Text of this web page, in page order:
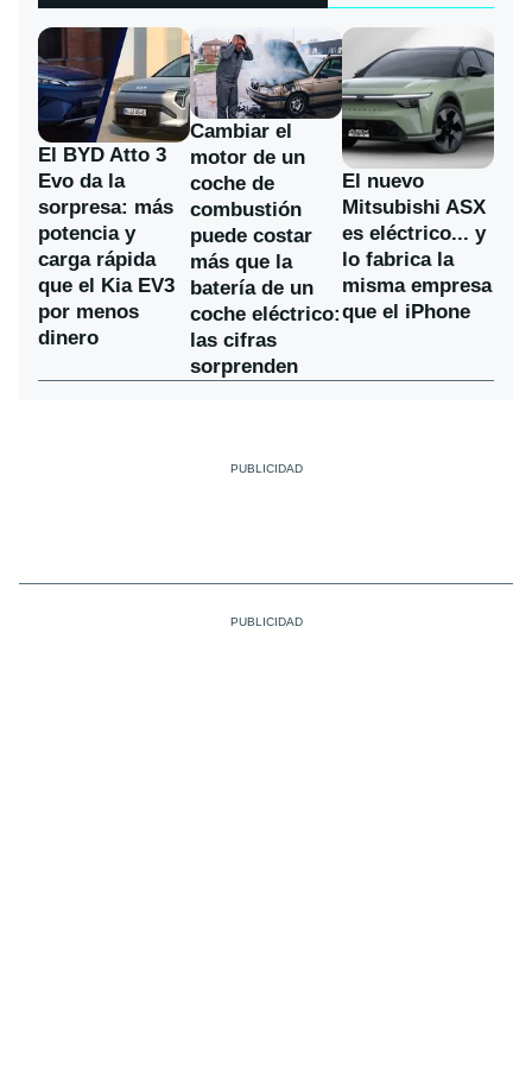
El BYD Atto 3
Evo da la
sorpresa: más
potencia y
carga rápida
que el Kia EV3
por menos
dinero
Cambiar el
motor de un
coche de
combustión
puede costar
más que la
batería de un
coche eléctrico:
las cifras
sorprenden
El nuevo
Mitsubishi ASX
es eléctrico... y
lo fabrica la
misma empresa
que el iPhone